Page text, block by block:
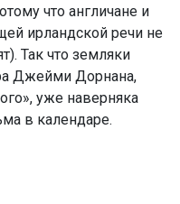
что англичане и
ирландской речи не
Так что земляки
Джейми Дорнана,
уже наверняка
в календаре.